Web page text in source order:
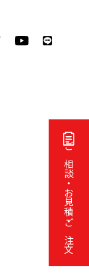
ご相談・お見積・ご注文